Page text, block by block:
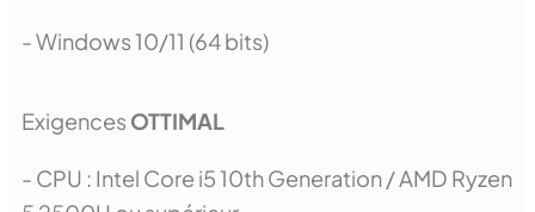
- Windows 10/11 (64 bits)
ExigencesOTTIMAL
- CPU : Intel Core i5 10th Generation / AMD Ryzen